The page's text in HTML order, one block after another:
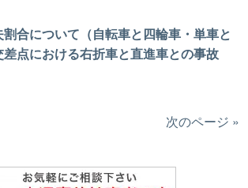
割合について（自転車と四輪車・単車と
点における右折車と直進車との事故
次のページ »